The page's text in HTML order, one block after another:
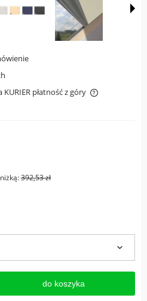
KURIER płatność z góry
kosztów płatności
392,53 zł
do koszyka